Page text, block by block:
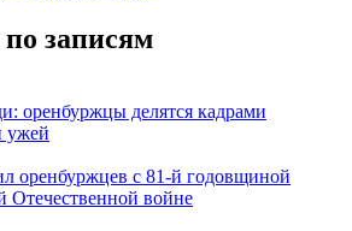
записям
оренбуржцы делятся кадрами
ужей
оренбуржцев с 81-й годовщиной
Отечественной войне